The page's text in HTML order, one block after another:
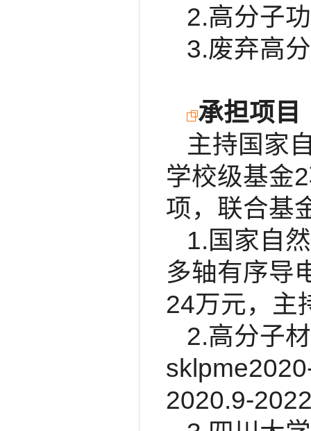
2.高分子
3.废弃高
承担项目
主持国家
学校级基金
项，联合基
1.国家自
多轴有序导
24万元，主
2.高分子
2020.9-